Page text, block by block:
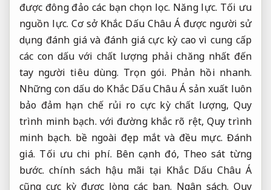
được đông đảo các bạn chọn lọc. Năng lực. Tối ưu
nguồn lực. Cơ sở Khắc Dấu Châu Á được người sử
dụng đánh giá và đánh giá cực kỳ cao vì cung cấp
các con dấu với chất lượng phải chăng nhất đến
tay người tiêu dùng. Trọn gói. Phản hồi nhanh.
Những con dấu do Khắc Dấu Châu Á sản xuất luôn
bảo đảm hạn chế rủi ro cực kỳ chất lượng, Quy
trình minh bạch. với đường khắc rõ rệt,Quy trình
minh bạch. bề ngoài đẹp mắt và đều mực. Đánh
giá. Tối ưu chi phí. Bên cạnh đó, Theo sát từng
bước. chính sách hậu mãi tại Khắc Dấu Châu Á
cũng cực kỳ được lòng các bạn. Ngân sách. Quy